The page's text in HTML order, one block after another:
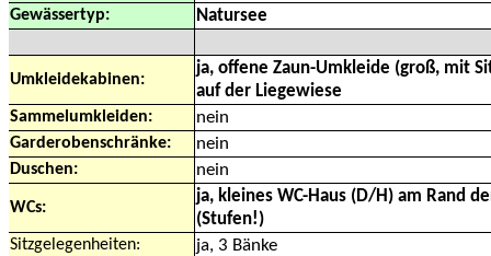
Gewässertyp: Natursee
Umkleidekabinen:
ja, offene Zaun-Umkleide (groß, mit
auf der Liegewiese
Sammelumkleiden: nein
Garderobenschränke: nein
Duschen: nein
WCs:
ja, kleines WC-Haus (D/H) am Rand
(Stufen!)
Sitzgelegenheiten: ja, 3 Bänke